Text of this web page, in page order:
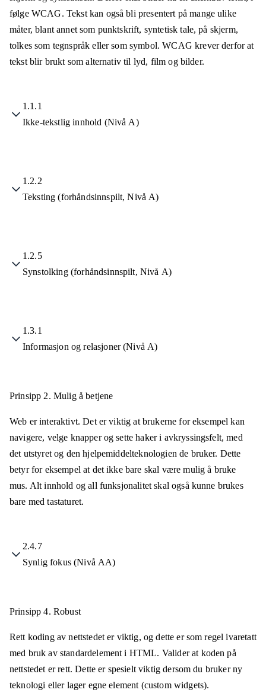
følge WCAG. Tekst kan også bli presentert på mange ulike
måter, blant annet som punktskrift, syntetisk tale, på skjerm,
tolkes som tegnspråk eller som symbol. WCAG krever derfor at
tekst blir brukt som alternativ til lyd, film og bilder.
1.1.1
Ikke-tekstlig innhold (Nivå A)
1.2.2
Teksting (forhåndsinnspilt, Nivå A)
1.2.5
Synstolking (forhåndsinnspilt, Nivå A)
1.3.1
Informasjon og relasjoner (Nivå A)
Prinsipp 2. Mulig å betjene
Web er interaktivt. Det er viktig at brukerne for eksempel kan
navigere, velge knapper og sette haker i avkryssingsfelt, med
det utstyret og den hjelpemiddelteknologien de bruker. Dette
betyr for eksempel at det ikke bare skal være mulig å bruke
mus. Alt innhold og all funksjonalitet skal også kunne brukes
bare med tastaturet.
2.4.7
Synlig fokus (Nivå AA)
Prinsipp 4. Robust
Rett koding av nettstedet er viktig, og dette er som regel ivaretatt
med bruk av standardelement i HTML. Valider at koden på
nettstedet er rett. Dette er spesielt viktig dersom du bruker ny
teknologi eller lager egne element (custom widgets).